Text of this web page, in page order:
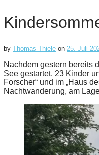
by Thomas Thiele on 25. Juli
Nachdem gestern bereits
See gestartet. 23 Kinder
Forscher“ und im „Haus
Nachtwanderung, am